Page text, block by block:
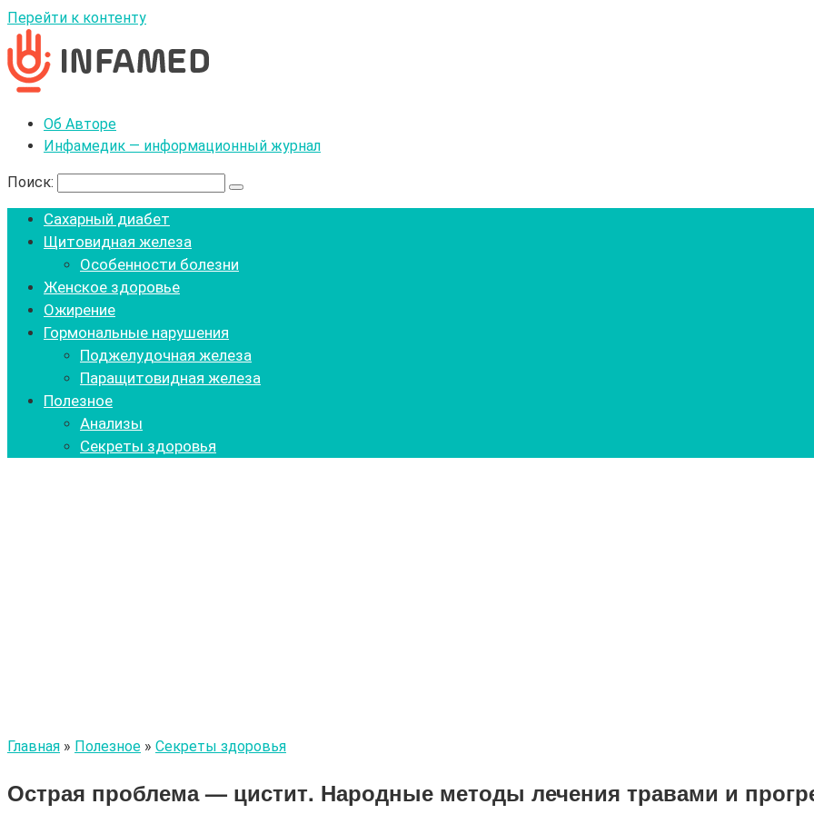
Перейти к контенту
Об Авторе
Инфамедик — информационный журнал
Поиск:
Сахарный диабет
Щитовидная железа
Особенности болезни
Женское здоровье
Ожирение
Гормональные нарушения
Поджелудочная железа
Паращитовидная железа
Полезное
Анализы
Секреты здоровья
Главная » Полезное » Секреты здоровья
Острая проблема — цистит. Народные методы лечения травами и